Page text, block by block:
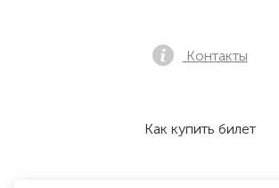
Контакты
Как купить билет